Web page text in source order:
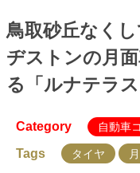
鳥取砂丘なく
ヂストンの月
る「ルナテラ
Category 自動車
Tags タイヤ